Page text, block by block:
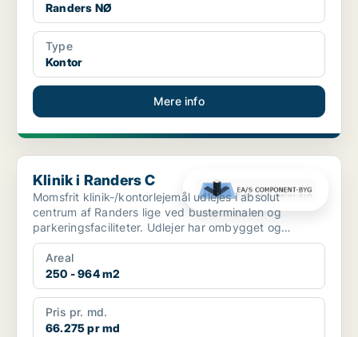
Randers NØ
Type
Kontor
Mere info
Klinik i Randers C
Klinik i Randers C
Momsfrit klinik-/kontorlejemål udlejes i absolut
centrum af Randers lige ved busterminalen og
parkeringsfaciliteter. Udlejer har ombygget og
nyindrettet d...
Areal
250 - 964 m2
Pris pr. md.
66.275 pr md